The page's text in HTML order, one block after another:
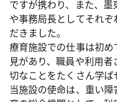
ですが携わり、また、
や事務局長としてそれ
だきました。
療育施設での仕事は初
見があり、職員や利用
切なことをたくさん学ば
当施設の使命は、重い